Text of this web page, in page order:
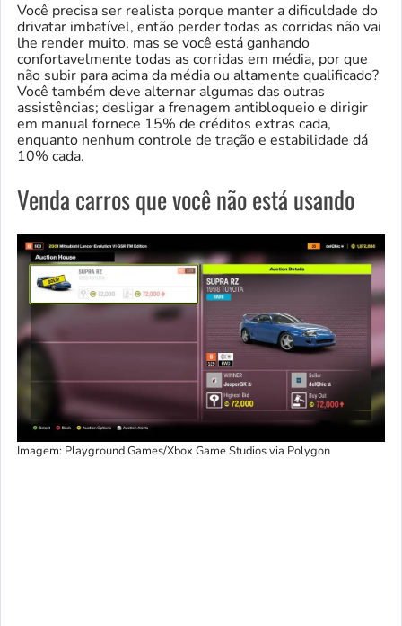
Você precisa ser realista porque manter a dificuldade do
drivatar imbatível, então perder todas as corridas não vai
lhe render muito, mas se você está ganhando
confortavelmente todas as corridas em média, por que
não subir para acima da média ou altamente qualificado?
Você também deve alternar algumas das outras
assistências; desligar a frenagem antibloqueio e dirigir
em manual fornece 15% de créditos extras cada,
enquanto nenhum controle de tração e estabilidade dá
10% cada.
Venda carros que você não está usando
Imagem: Playground Games/Xbox Game Studios via Polygon